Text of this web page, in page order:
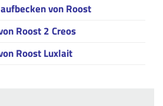
von Roost
Roost 2 Creos
Roost Luxlait